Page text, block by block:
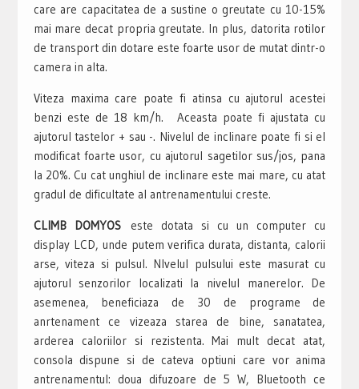
care are capacitatea de a sustine o greutate cu 10-15%
mai mare decat propria greutate. In plus, datorita rotilor
de transport din dotare este foarte usor de mutat dintr-o
camera in alta.
Viteza maxima care poate fi atinsa cu ajutorul acestei
benzi este de 18 km/h. Aceasta poate fi ajustata cu
ajutorul tastelor + sau -. Nivelul de inclinare poate fi si el
modificat foarte usor, cu ajutorul sagetilor sus/jos, pana
la 20%. Cu cat unghiul de inclinare este mai mare, cu atat
gradul de dificultate al antrenamentului creste.
CLIMB DOMYOS este dotata si cu un computer cu
display LCD, unde putem verifica durata, distanta, calorii
arse, viteza si pulsul. NIvelul pulsului este masurat cu
ajutorul senzorilor localizati la nivelul manerelor. De
asemenea, beneficiaza de 30 de programe de
anrtenament ce vizeaza starea de bine, sanatatea,
arderea caloriilor si rezistenta. Mai mult decat atat,
consola dispune si de cateva optiuni care vor anima
antrenamentul: doua difuzoare de 5 W, Bluetooth ce